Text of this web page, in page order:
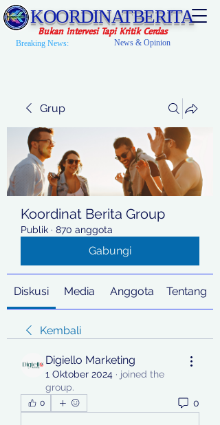
KOORDINATBERITA
Bukan Intervesi Tapi Kritik Cerdas
Breaking News: News & Opinion
Grup
Koordinat Berita Group
Publik · 870 anggota
Gabungi
Diskusi Media Anggota Tentang
Kembali
Digiello Marketing
1 Oktober 2024 · joined the
group.
0 0